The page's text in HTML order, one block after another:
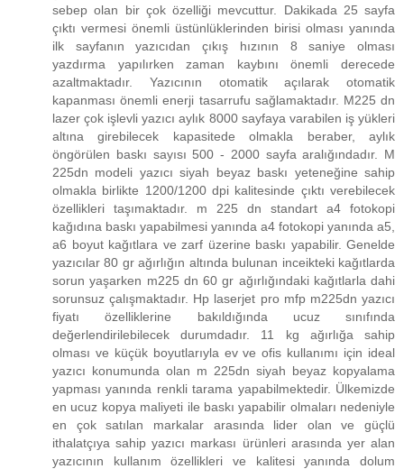
sebep olan bir çok özelliği mevcuttur. Dakikada 25 sayfa
çıktı vermesi önemli üstünlüklerinden birisi olması yanında
ilk sayfanın yazıcıdan çıkış hızının 8 saniye olması
yazdırma yapılırken zaman kaybını önemli derecede
azaltmaktadır. Yazıcının otomatik açılarak otomatik
kapanması önemli enerji tasarrufu sağlamaktadır. M225 dn
lazer çok işlevli yazıcı aylık 8000 sayfaya varabilen iş yükleri
altına girebilecek kapasitede olmakla beraber, aylık
öngörülen baskı sayısı 500 - 2000 sayfa aralığındadır. M
225dn modeli yazıcı siyah beyaz baskı yeteneğine sahip
olmakla birlikte 1200/1200 dpi kalitesinde çıktı verebilecek
özellikleri taşımaktadır. m 225 dn standart a4 fotokopi
kağıdına baskı yapabilmesi yanında a4 fotokopi yanında a5,
a6 boyut kağıtlara ve zarf üzerine baskı yapabilir. Genelde
yazıcılar 80 gr ağırlığın altında bulunan inceikteki kağıtlarda
sorun yaşarken m225 dn 60 gr ağırlığındaki kağıtlarla dahi
sorunsuz çalışmaktadır. Hp laserjet pro mfp m225dn yazıcı
fiyatı özelliklerine bakıldığında ucuz sınıfında
değerlendirilebilecek durumdadır. 11 kg ağırlığa sahip
olması ve küçük boyutlarıyla ev ve ofis kullanımı için ideal
yazıcı konumunda olan m 225dn siyah beyaz kopyalama
yapması yanında renkli tarama yapabilmektedir. Ülkemizde
en ucuz kopya maliyeti ile baskı yapabilir olmaları nedeniyle
en çok satılan markalar arasında lider olan ve güçlü
ithalatçıya sahip yazıcı markası ürünleri arasında yer alan
yazıcının kullanım özellikleri ve kalitesi yanında dolum